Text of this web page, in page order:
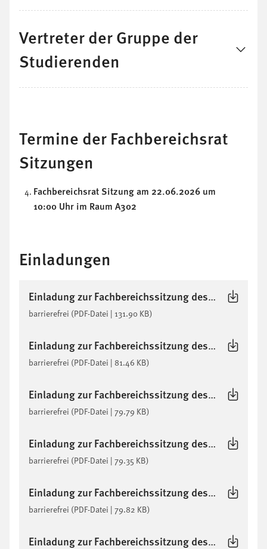
Vertreter der Gruppe der
Studierenden
Termine der Fachbereichsrat
Sitzungen
Fachbereichsrat Sitzung am 22.06.2026 um
10:00 Uhr im Raum A302
Einladungen
Einladung zur Fachbereichssitzung des Fachbereich Informationstechnik am 22.07.2026
barrierefrei (PDF-Datei | 131.90 KB)
Einladung zur Fachbereichssitzung des Fachbereich Informationstechnik am 17.06.2026
barrierefrei (PDF-Datei | 81.46 KB)
Einladung zur Fachbereichssitzung des Fachbereich Informationstechnik am 27.05.2026
barrierefrei (PDF-Datei | 79.79 KB)
Einladung zur Fachbereichssitzung des Fachbereich Informationstechnik am 25.03.2026
barrierefrei (PDF-Datei | 79.35 KB)
Einladung zur Fachbereichssitzung des Fachbereich Informationstechnik am 21.01.2026
barrierefrei (PDF-Datei | 79.82 KB)
Einladung zur Fachbereichssitzung des Fachbereich Informationstechnik am 17.12.2025